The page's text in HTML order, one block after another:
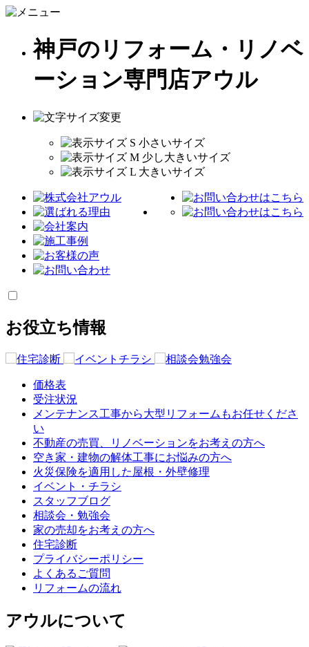
神戸のリフォーム・リノベ
ーション専門店アウル
お役立ち情報
価格表
受注状況
メンテナンス工事から大型リフォームもお任せくださ
い
不動産の売買、リノベーションをお考えの方へ
空き家・建物の解体工事にお悩みの方へ
火災保険を適用した屋根・外壁修理
イベント・チラシ
スタッフブログ
相談会・勉強会
家の売却をお考えの方へ
住宅診断
プライバシーポリシー
よくあるご質問
リフォームの流れ
アウルについて